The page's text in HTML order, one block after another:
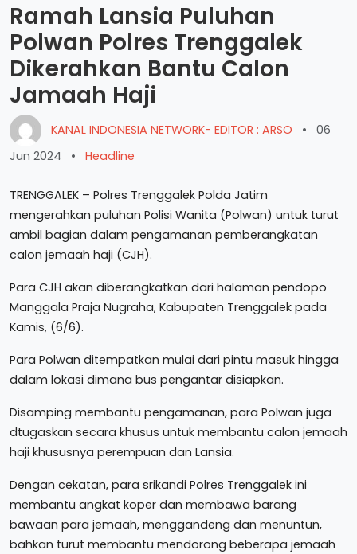
Ramah Lansia Puluhan
Polwan Polres Trenggalek
Dikerahkan Bantu Calon
Jamaah Haji
KANAL INDONESIA NETWORK- EDITOR : ARSO •
06
Jun 2024
• Headline
TRENGGALEK – Polres Trenggalek Polda Jatim
mengerahkan puluhan Polisi Wanita (Polwan) untuk turut
ambil bagian dalam pengamanan pemberangkatan
calon jemaah haji (CJH).
Para CJH akan diberangkatkan dari halaman pendopo
Manggala Praja Nugraha, Kabupaten Trenggalek pada
Kamis, (6/6).
Para Polwan ditempatkan mulai dari pintu masuk hingga
dalam lokasi dimana bus pengantar disiapkan.
Disamping membantu pengamanan, para Polwan juga
dtugaskan secara khusus untuk membantu calon jemaah
haji khususnya perempuan dan Lansia.
Dengan cekatan, para srikandi Polres Trenggalek ini
membantu angkat koper dan membawa barang
bawaan para jemaah, menggandeng dan menuntun,
bahkan turut membantu mendorong beberapa jemaah